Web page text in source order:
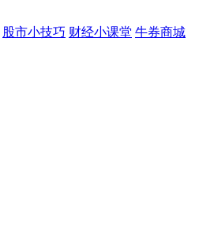
股市小技巧 财经小课堂 牛券商城